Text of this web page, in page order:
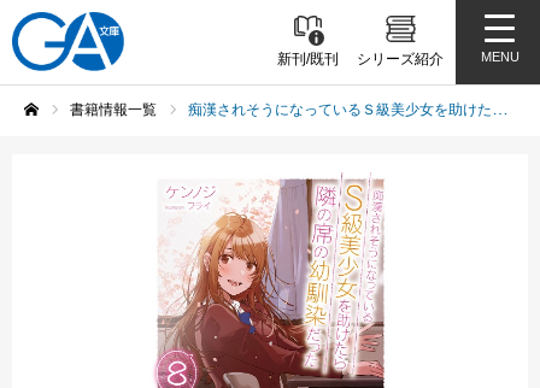
新刊/既刊 シリーズ紹介 MENU
書籍情報一覧 痴漢されそうになっているＳ級美少女を助けたら隣の席の幼馴染だった８